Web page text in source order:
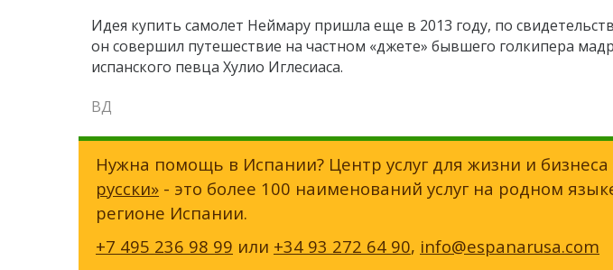
Идея купить самолет Неймару пришла еще в 2013 году, по
он совершил путешествие на частном «джете» бывшего голкипера
испанского певца Хулио Иглесиаса.
ВД
Нужна помощь в Испании? Центр услуг для жизни и бизнеса
русски» - это более 100 наименований услуг на родном
регионе Испании.
+7 495 236 98 99 или +34 93 272 64 90, info@espanarusa.com